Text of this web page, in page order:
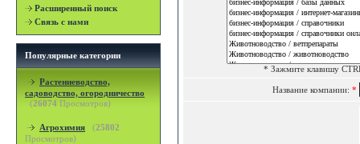
Расширенный поиск
Связь с нами
Популярные категории
Растениеводство,
садоводство, огородничество
(26074 Просмотров)
Агрохимия (25802
Просмотров)
* Зажмите клавишу
Название компании: *